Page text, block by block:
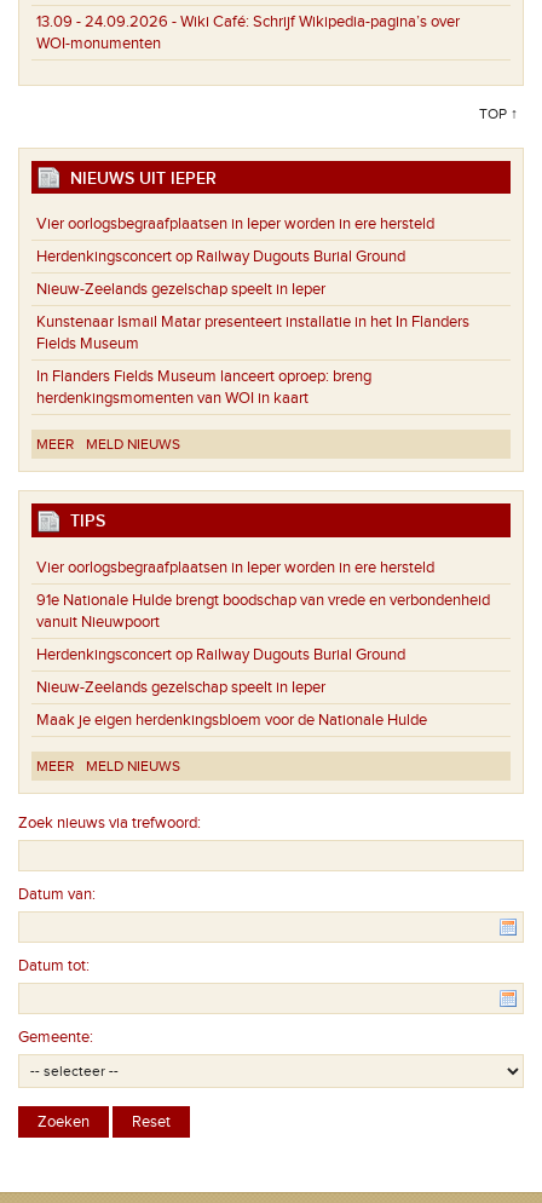
13.09 - 24.09.2026 -Wiki Café: Schrijf Wikipedia-pagina’s over
WOI-monumenten
TOP ↑
NIEUWS UIT IEPER
Vier oorlogsbegraafplaatsen in Ieper worden in ere hersteld
Herdenkingsconcert op Railway Dugouts Burial Ground
Nieuw-Zeelands gezelschap speelt in Ieper
Kunstenaar Ismail Matar presenteert installatie in het In Flanders
Fields Museum
In Flanders Fields Museum lanceert oproep: breng
herdenkingsmomenten van WOI in kaart
MEER MELD NIEUWS
TIPS
Vier oorlogsbegraafplaatsen in Ieper worden in ere hersteld
91e Nationale Hulde brengt boodschap van vrede en verbondenheid
vanuit Nieuwpoort
Herdenkingsconcert op Railway Dugouts Burial Ground
Nieuw-Zeelands gezelschap speelt in Ieper
Maak je eigen herdenkingsbloem voor de Nationale Hulde
MEER MELD NIEUWS
Zoek nieuws via trefwoord:
Datum van:
Datum tot:
Gemeente: